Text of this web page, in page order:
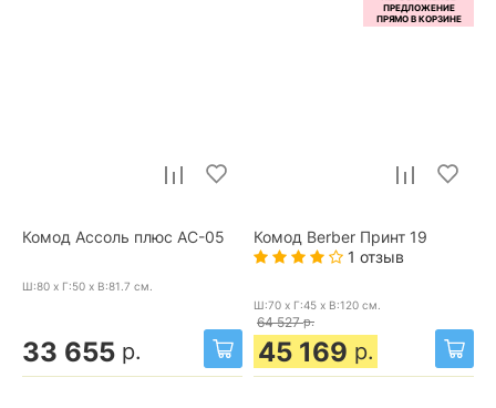
Комод Ассоль плюс АС-05
Ш:80 x Г:50 x В:81.7 см.
33 655 р.
Комод Berber Принт 19
1 отзыв
Ш:70 x Г:45 x В:120 см.
64 527 р.
45 169 р.